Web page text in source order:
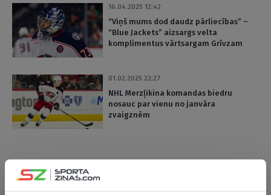
16.04.2025 12:42
“Viņš mums dod daudz pārliecības” –
“Blue Jackets” aizsargs velta
komplimentus vārtsargam Grīvzam
01.02.2025 22:27
NHL Merzļikina komandas biedru
nosauc par vienu no janvāra
zvaigznēm
Merzļikinu un atzīmē viņa šīs sezonas